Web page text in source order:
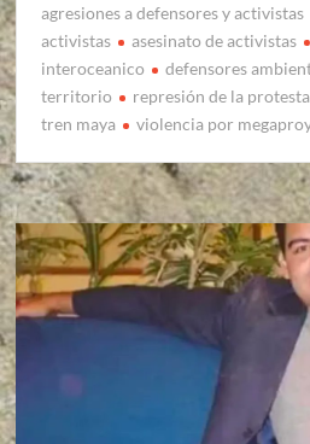
agresiones a defensores y activistas
activistas
asesinato de activistas
interoceanico
defensores
territorio
represión de la
tren maya
violencia por